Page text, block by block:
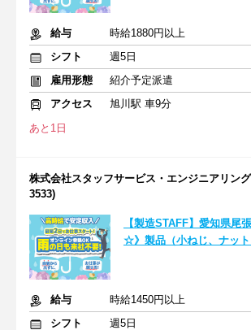
給与
時給1880円以上
シフト
週5日
雇用形態
紹介予定派遣
アクセス
旭川駅 車9分
あと1日
株式会社スタッフサービス・エンジニアリン
3533)
【製造STAFF】愛知県尾
☆》製品（小ねじ、ナッ
給与
時給1450円以上
シフト
週5日